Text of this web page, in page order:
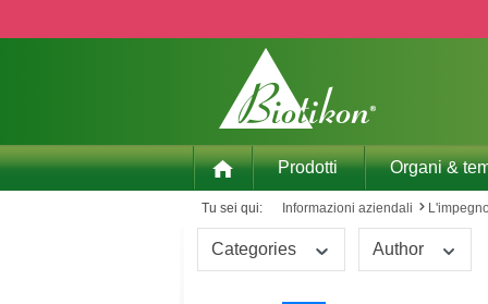
Prodotti Organi &
Tu sei qui: Informazioni aziendali
Categories Author